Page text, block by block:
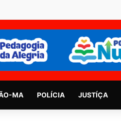
MA POLÍCIA JUSTÍÇA